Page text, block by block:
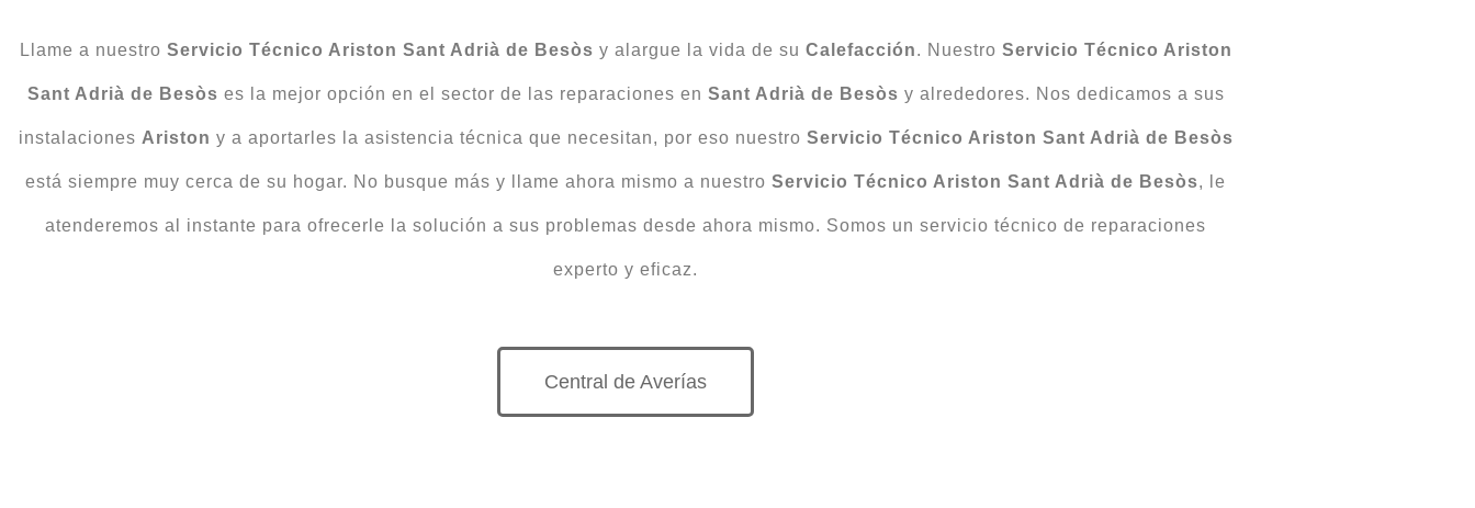
Llame a nuestro Servicio Técnico Ariston Sant Adrià de Besòs y alargue la vida de su Calefacción. Nuestro Servicio Técnico Ariston
Sant Adrià de Besòs es la mejor opción en el sector de las reparaciones en Sant Adrià de Besòs y alrededores. Nos dedicamos a sus
instalaciones Ariston y a aportarles la asistencia técnica que necesitan, por eso nuestro Servicio Técnico Ariston Sant Adrià de Besòs
está siempre muy cerca de su hogar. No busque más y llame ahora mismo a nuestro Servicio Técnico Ariston Sant Adrià de Besòs, le
atenderemos al instante para ofrecerle la solución a sus problemas desde ahora mismo. Somos un servicio técnico de reparaciones
experto y eficaz.
Central de Averías